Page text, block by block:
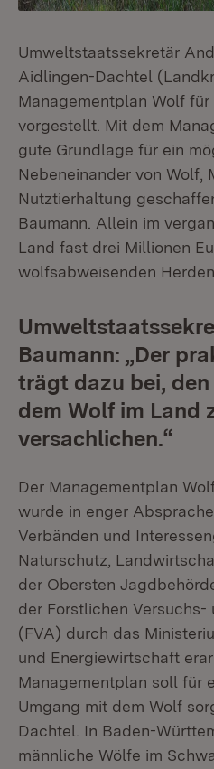
Umweltstaatssekretär
Aidlingen-Dachtel
Managementplan Wolf
vorgestellt. Mit dem
gute Grundlage für ein
Nebeneinander von Wolf,
Nutztierhaltung
Baumann. Allein im
Land fast drei Millionen
wolfsabweisenden
Baumann: „Der
trägt dazu bei,
dem Wolf im Land
versachlichen.“
Der Managementplan
wurde in enger
Verbänden und
Naturschutz,
der Obersten
der Forstlichen
(FVA) durch das
und Energiewirtschaft
Managementplan soll für
Umgang mit dem Wolf
Dachtel. In Baden-
männliche Wölfe im